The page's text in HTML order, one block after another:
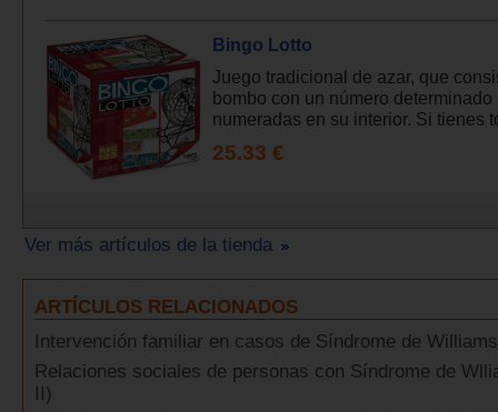
Bingo Lotto
Juego tradicional de azar, que
bombo con un número determinado
numeradas en su interior. Si tienes
25.33 €
Ver más artículos de la tienda
ARTÍCULOS RELACIONADOS
Intervención familiar en casos de Síndrome de
Relaciones sociales de personas con Síndrome de
II)